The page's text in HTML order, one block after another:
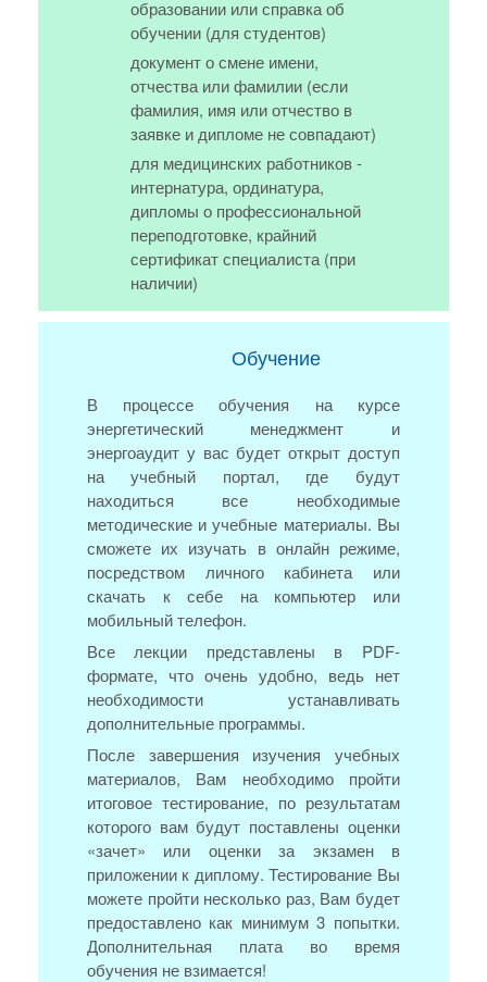
образовании или справка об
обучении (для студентов)
документ о смене имени,
отчества или фамилии (если
фамилия, имя или отчество в
заявке и дипломе не совпадают)
для медицинских работников -
интернатура, ординатура,
дипломы о профессиональной
переподготовке, крайний
сертификат специалиста (при
наличии)
Обучение
В процессе обучения на курсе
энергетический менеджмент и
энергоаудит у вас будет открыт доступ
на учебный портал, где будут
находиться все необходимые
методические и учебные материалы. Вы
сможете их изучать в онлайн режиме,
посредством личного кабинета или
скачать к себе на компьютер или
мобильный телефон.
Все лекции представлены в PDF-
формате, что очень удобно, ведь нет
необходимости устанавливать
дополнительные программы.
После завершения изучения учебных
материалов, Вам необходимо пройти
итоговое тестирование, по результатам
которого вам будут поставлены оценки
«зачет» или оценки за экзамен в
приложении к диплому. Тестирование Вы
можете пройти несколько раз, Вам будет
предоставлено как минимум 3 попытки.
Дополнительная плата во время
обучения не взимается!